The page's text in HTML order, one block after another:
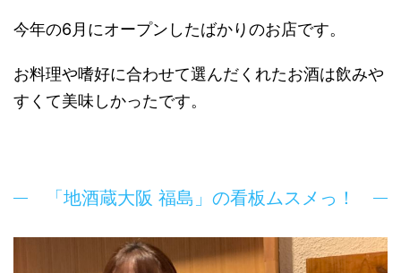
今年の6月にオープンしたばかりのお店です。
お料理や嗜好に合わせて選んだくれたお酒は飲みや
すくて美味しかったです。
「地酒蔵大阪 福島」の看板ムスメっ！